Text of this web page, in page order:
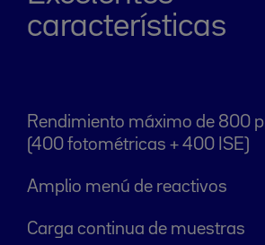
características
Rendimiento máximo de 800
(400 fotométricas + 400 ISE)
Amplio menú de reactivos
Carga continua de muestras